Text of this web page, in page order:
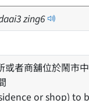
3zing6